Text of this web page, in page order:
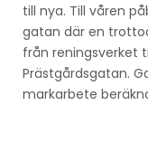
till nya. Till våren
gatan där en
från reningsverket
Prästgårdsgatan.
markarbete